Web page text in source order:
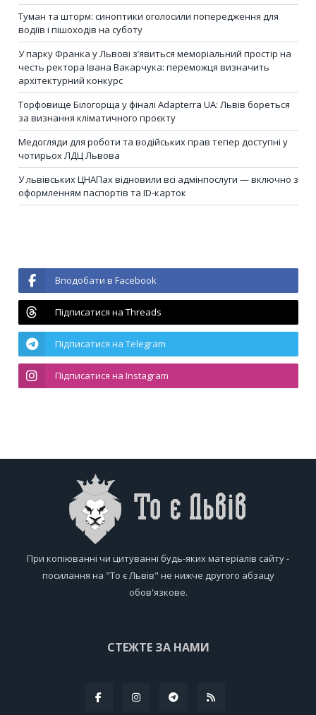
Туман та шторм: синоптики оголосили попередження для
водіїв і пішоходів на суботу
У парку Франка у Львові з’явиться меморіальний простір на
честь ректора Івана Вакарчука: переможця визначить
архітектурний конкурс
Торфовище Білогорща у фіналі Adapterra UA: Львів бореться
за визнання кліматичного проєкту
Медогляди для роботи та водійських прав тепер доступні у
чотирьох ЛДЦ Львова
У львівських ЦНАПах відновили всі адмінпослуги — включно з
оформленням паспортів та ID-карток
Вподобати в Facebook
Підписатися на Threads
Підписатися на Telegram
Підписатися на Instagram
При копіюванні чи цитуванні будь-яких матеріалів сайту -
посилання на "То є Львів" не нижче другого абзацу
обов'язкове.
СТЕЖТЕ ЗА НАМИ